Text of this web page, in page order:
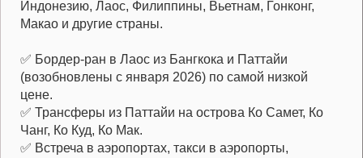
Индонезию, Лаос, Филиппины, Вьетнам, Гонконг,
Макао и другие страны.
✅ Бордер-ран в Лаос из Бангкока и Паттайи
(возобновлены с января 2026) по самой низкой
цене.
✅ Трансферы из Паттайи на острова Ко Самет, Ко
Чанг, Ко Куд, Ко Мак.
✅ Встреча в аэропортах, такси в аэропорты,